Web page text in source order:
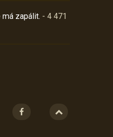
má zapálit. - 4 471